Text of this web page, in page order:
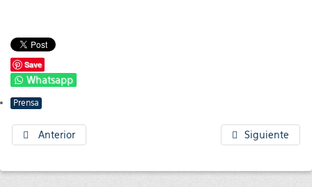
Save
Whatsapp
Prensa
Anterior Siguiente